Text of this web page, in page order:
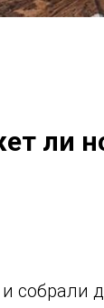
ли
собрали